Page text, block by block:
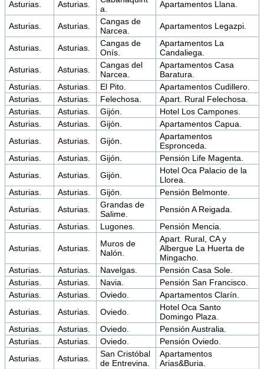
Asturias. Asturias.
a.
Apartamentos Llana.
Asturias. Asturias.
Cangas de
Narcea.
Apartamentos Legazpi.
Asturias. Asturias.
Cangas de
Onís.
Apartamentos La
Candaliega.
Asturias.
Asturias.
Cangas del
Narcea.
Apartamentos Casa
Baratura.
Asturias.
Asturias. El Pito.
Apartamentos Cudillero.
Asturias.
Asturias. Felechosa.
Apart. Rural Felechosa.
Asturias.
Asturias. Gijón.
Hotel Los Campones.
Asturias.
Asturias. Gijón.
Apartamentos Capua.
Asturias.
Asturias. Gijón.
Apartamentos
Espronceda.
Asturias.
Asturias. Gijón.
Pensión Life Magenta.
Asturias.
Asturias. Gijón.
Hotel Oca Palacio de la
Llorea.
Asturias.
Asturias. Gijón.
Pensión Belmonte.
Asturias.
Asturias.
Grandas de
Salime.
Pensión A Reigada.
Asturias.
Asturias. Lugones. Pensión Mencia.
Asturias. Asturias.
Muros de
Nalón.
Apart. Rural, CA y
Albergue La Huerta de
Mingacho.
Asturias.
Asturias. Navelgas.
Pensión Casa Sole.
Asturias.
Asturias. Navia.
Pensión San Francisco.
Asturias.
Asturias. Oviedo.
Apartamentos Clarín.
Asturias.
Asturias. Oviedo.
Hotel Oca Santo
Domingo Plaza.
Asturias.
Asturias. Oviedo.
Pensión Australia.
Asturias.
Asturias. Oviedo.
Pensión Oviedo.
Asturias.
Asturias.
San Cristóbal
de Entrevina.
Apartamentos
Arias&Buria.